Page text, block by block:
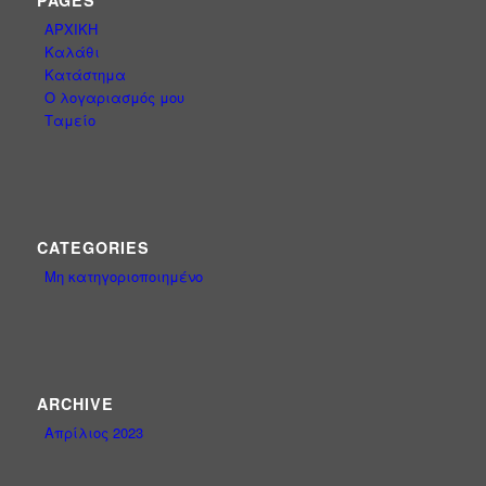
ΑΡΧΙΚΗ
Καλάθι
Κατάστημα
Ο λογαριασμός μου
Ταμείο
CATEGORIES
Μη κατηγοριοποιημένο
ARCHIVE
Απρίλιος 2023